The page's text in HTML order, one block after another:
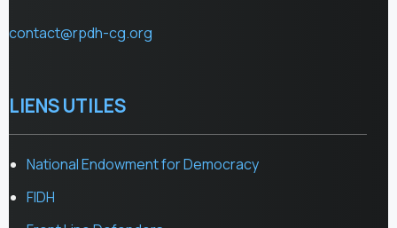
contact@rpdh-cg.org
LIENS UTILES
National Endowment for Democracy
FIDH